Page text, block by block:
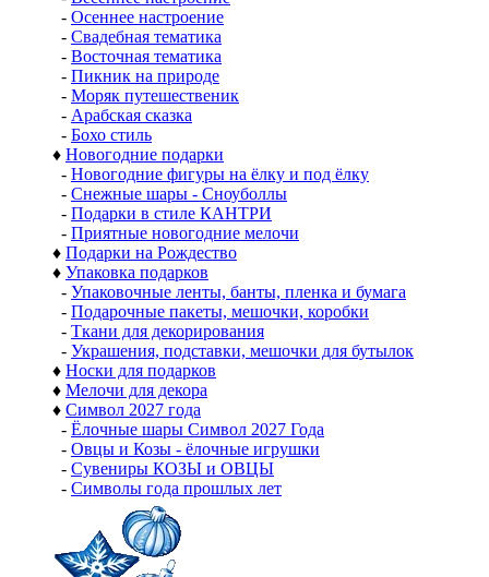
- Осеннее настроение
- Свадебная тематика
- Восточная тематика
- Пикник на природе
- Моряк путешественик
- Арабская сказка
- Бохо стиль
♦ Новогодние подарки
- Новогодние фигуры на ёлку и под ёлку
- Снежные шары - Сноуболлы
- Подарки в стиле КАНТРИ
- Приятные новогодние мелочи
♦ Подарки на Рождество
♦ Упаковка подарков
- Упаковочные ленты, банты, пленка и бумага
- Подарочные пакеты, мешочки, коробки
- Ткани для декорирования
- Украшения, подставки, мешочки для бутылок
♦ Носки для подарков
♦ Мелочи для декора
♦ Символ 2027 года
- Ёлочные шары Символ 2027 Года
- Овцы и Козы - ёлочные игрушки
- Сувениры КОЗЫ и ОВЦЫ
- Символы года прошлых лет